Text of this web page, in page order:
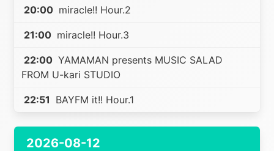
20:00 miracle!! Hour.2
21:00 miracle!! Hour.3
22:00 YAMAMAN presents MUSIC SALAD
FROM U-kari STUDIO
22:51 BAYFM it!! Hour.1
2026-08-12